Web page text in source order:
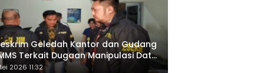
Geledah Kantor dan Gudang
Terkait Dugaan Manipulasi Data
Sawit
2026 11:32